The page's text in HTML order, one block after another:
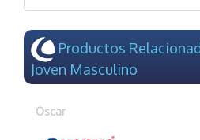
Productos
Joven Masculino
Oscar